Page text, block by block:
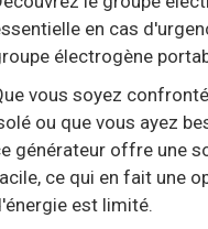
en cas
électrogène
vous soyez
ou que vous ayez
générateur offre une
ce qui en fait une
est limité.